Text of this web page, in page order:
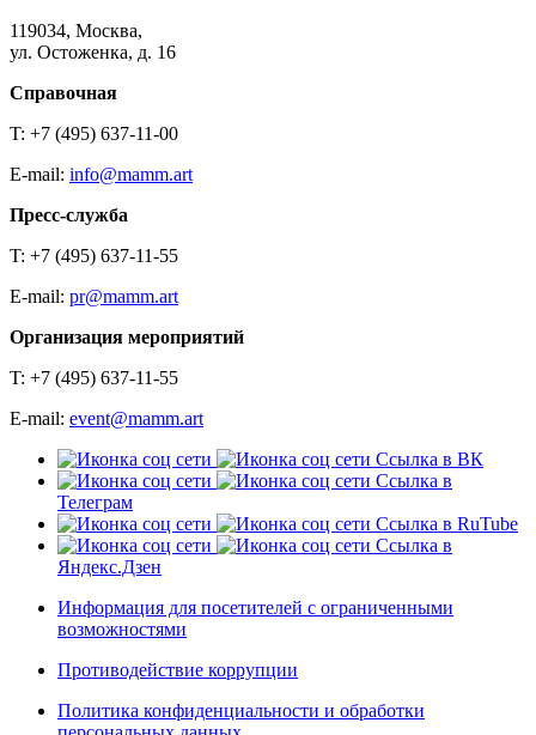
119034, Москва,
ул. Остоженка, д. 16
Справочная
T: +7 (495) 637-11-00
E-mail: info@mamm.art
Пресс-служба
T: +7 (495) 637-11-55
E-mail: pr@mamm.art
Организация мероприятий
T: +7 (495) 637-11-55
E-mail: event@mamm.art
Ссылка в ВК
Ссылка в
Телеграм
Ссылка в RuTube
Ссылка в
Яндекс.Дзен
Информация для посетителей с ограниченными
возможностями
Противодействие коррупции
Политика конфиденциальности и обработки